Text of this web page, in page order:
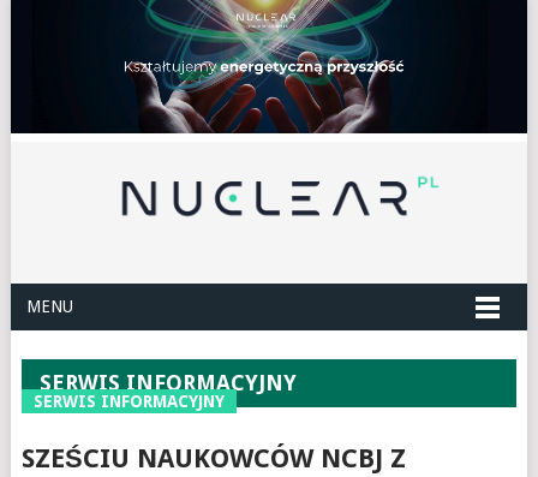
MENU
SERWIS INFORMACYJNY
SZEŚCIU NAUKOWCÓW NCBJ Z
SERWIS INFORMACYJNY